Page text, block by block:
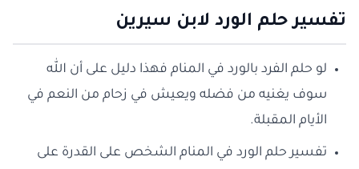
تفسير حلم الورد لابن سيرين
لو حلم الفرد بالورد في المنام فهذا دليل على أن الله
سوف يغنيه من فضله ويعيش في زحام من النعم في
الأيام المقبلة.
تفسير حلم الورد في المنام الشخص على القدرة على